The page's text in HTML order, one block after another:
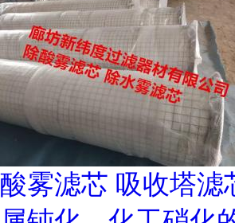
酸雾滤芯 吸收塔滤